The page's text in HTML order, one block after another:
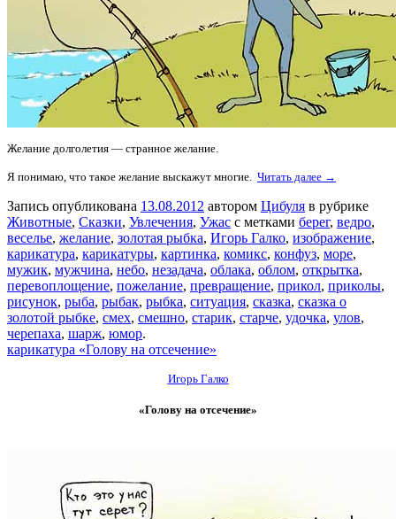
Желание долголетия — странное желание.
Я понимаю, что такое желание выскажут многие. Читать далее →
Запись опубликована 13.08.2012 автором Цибуля в рубрике
Животные, Сказки, Увлечения, Ужас с метками берег, ведро,
веселье, желание, золотая рыбка, Игорь Галко, изображение,
карикатура, карикатуры, картинка, комикс, конфуз, море,
мужик, мужчина, небо, незадача, облака, облом, открытка,
перевоплощение, пожелание, превращение, прикол, приколы,
рисунок, рыба, рыбак, рыбка, ситуация, сказка, сказка о
золотой рыбке, смех, смешно, старик, старче, удочка, улов,
черепаха, шарж, юмор.
карикатура «Голову на отсечение»
Игорь Галко
«Голову на отсечение»